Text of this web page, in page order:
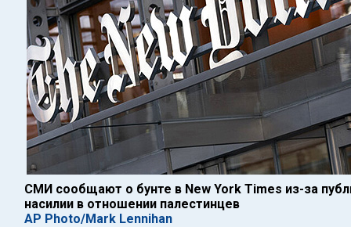
СМИ сообщают о бунте в New York Times из-за
насилии в отношении палестинцев
AP Photo/Mark Lennihan